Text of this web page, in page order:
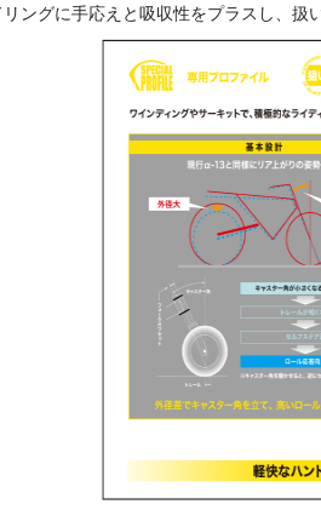
ングに手応えと吸収性をプラスし、扱